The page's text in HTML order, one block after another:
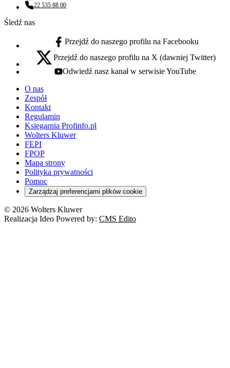
Numer telefonu:
22 535 88 00
Śledź nas
facebook - otwiera się w nowej karcie
Przejdź do naszego profilu na Facebooku
x - otwiera się w nowej karcie
Przejdź do naszego profilu na X (dawniej Twitter)
youtube - otwiera się w nowej karcie
Odwiedź nasz kanał w serwisie YouTube
O nas
Zespół
Kontakt
Regulamin
Księgarnia Profinfo.pl
Wolters Kluwer
FEPI
FPOP
Mapa strony
Polityka prywatności
Pomoc
Zarządzaj preferencjami plików cookie
© 2026 Wolters Kluwer
Realizacja Ideo Powered by: CMS Edito